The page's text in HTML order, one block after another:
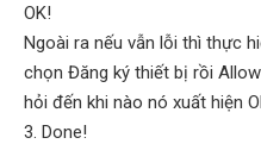
OK!
Ngoài ra nếu vẫn lỗi thì thực
chọn Đăng ký thiết bị rồi
hỏi đến khi nào nó xuất hiện
3. Done!